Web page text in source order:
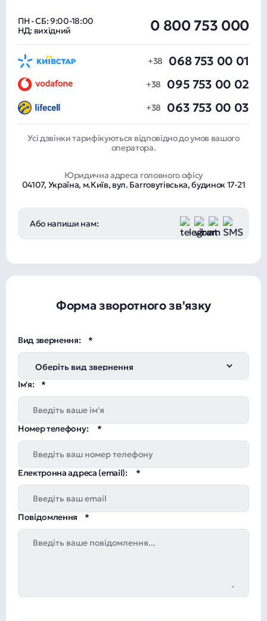
ПН - СБ: 9:00-18:00
НД: вихідний
0 800 753 000
068 753 00 01
095 753 00 02
063 753 00 03
Усі дзвінки тарифікуються відповідно до умов вашого
оператора.
Юридична адреса головного офісу
04107, Україна, м.Київ, вул. Багговутівська, будинок 17-21
Або напиши нам:
Форма зворотного зв'язку
Вид звернення:
Ім'я:
Номер телефону:
Електронна адреса (email):
Повідомлення